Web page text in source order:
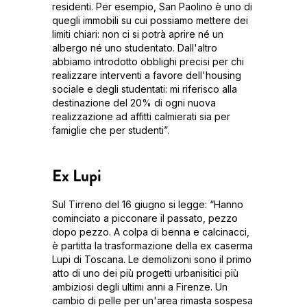
residenti. Per esempio, San Paolino è uno di
quegli immobili su cui possiamo mettere dei
limiti chiari: non ci si potrà aprire né un
albergo né uno studentato. Dall'altro
abbiamo introdotto obblighi precisi per chi
realizzare interventi a favore dell'housing
sociale e degli studentati: mi riferisco alla
destinazione del 20% di ogni nuova
realizzazione ad affitti calmierati sia per
famiglie che per studenti”.
Ex Lupi
Sul Tirreno del 16 giugno si legge: “Hanno
cominciato a picconare il passato, pezzo
dopo pezzo. A colpa di benna e calcinacci,
è partitta la trasformazione della ex caserma
Lupi di Toscana. Le demolizoni sono il primo
atto di uno dei più progetti urbanisitici più
ambiziosi degli ultimi anni a Firenze. Un
cambio di pelle per un'area rimasta sospesa